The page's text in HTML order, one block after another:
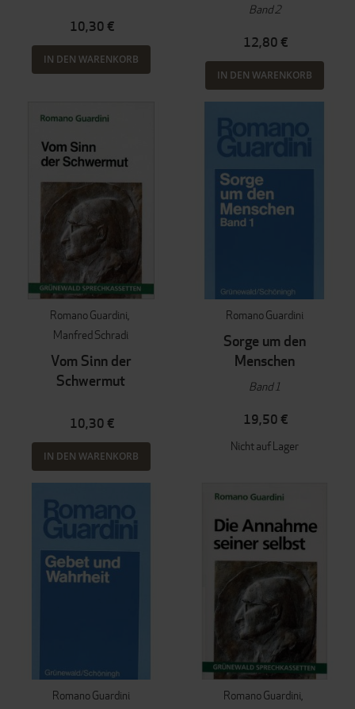
10,30 €
IN DEN WARENKORB
Band 2
12,80 €
IN DEN WARENKORB
Romano Guardini
Manfred Schradi
Vom Sinn der
Schwermut
10,30 €
IN DEN WARENKORB
Romano Guardini
Sorge um den
Menschen
Band 1
19,50 €
Nicht auf Lager
Romano Guardini
Romano Guardini